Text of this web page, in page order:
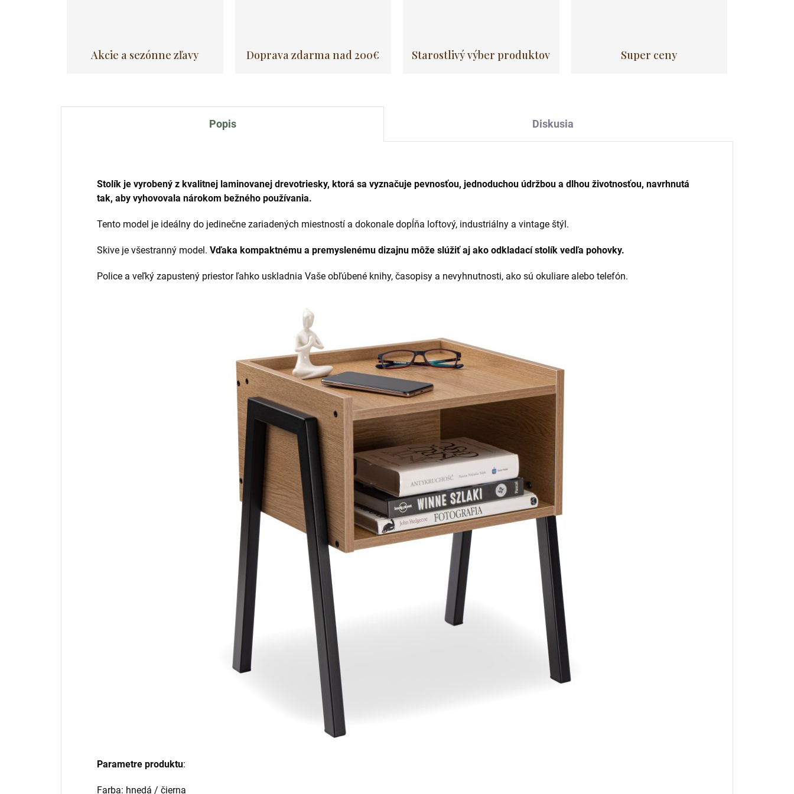
Akcie a sezónne zľavy Doprava zdarma nad 200€ Starostlivý výber produktov Super ceny
Popis Diskusia
Stolík je vyrobený z kvalitnej laminovanej drevotriesky, ktorá sa vyznačuje pevnosťou, jednoduchou údržbou a dlhou životnosťou, navrhnutá
tak, aby vyhovovala nárokom bežného používania.
Tento model je ideálny do jedinečne zariadených miestností a dokonale dopĺňa loftový, industriálny a vintage štýl.
Skive je všestranný model. Vďaka kompaktnému a premyslenému dizajnu môže slúžiť aj ako odkladací stolík vedľa pohovky.
Police a veľký zapustený priestor ľahko uskladnia Vaše obľúbené knihy, časopisy a nevyhnutnosti, ako sú okuliare alebo telefón.
Parametre produktu:
Farba: hnedá / čierna